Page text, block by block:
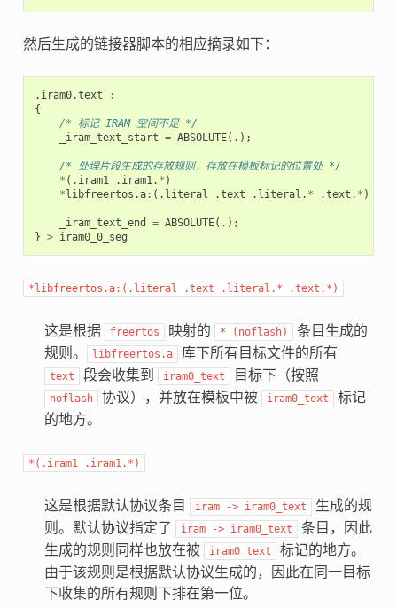
然后生成的链接器脚本的相应摘录如下：
. iram0.text
:
{
/* 标记 IRAM 空间不足 */
_iram_text_start = ABSOLUTE(.);
/* 处理片段生成的存放规则，存放在模板标记的位置处 */
* (. iram1 . iram1. * )
*libfreertos .a: (. literal .text . literal . * .text . * )
_iram_text_end = ABSOLUTE(.);
} > iram0_0_seg
*libfreertos.a:(.literal .text .literal.* .text.*)
这是根据 freertos 映射的 * (noflash)
条目生成的
规则。
libfreertos.a 库下所有目标文件的所有
text 段会收集到 iram0_text 目标下（按照
noflash 协议），并放在模板中被 iram0_text
标记
的地方。
*(.iram1 .iram1.*)
这是根据默认协议条目 iram -> iram0_text
生成的规
则。默认协议指定了
iram -> iram0_text
条目，因此
生成的规则同样也放在被
iram0_text
标记的地方。
由于该规则是根据默认协议生成的，因此在同一目标
下收集的所有规则下排在第一位。